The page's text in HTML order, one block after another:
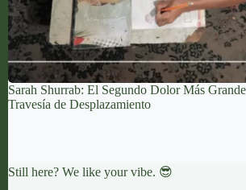
Sarah Shurrab: El Segundo Dolor Más
Travesía de Desplazamiento
Still here? We like your vibe. 😎